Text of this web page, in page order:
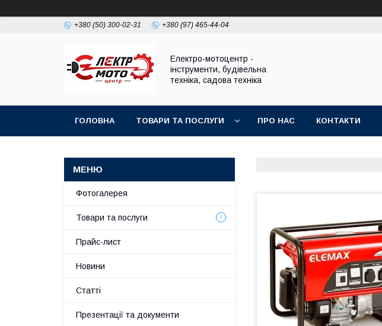
+380 (50) 300-02-31 +380 (97) 465-44-04
Електро-мотоцентр -
інструменти, будівельна
техніка, садова техніка
ГОЛОВНА ТОВАРИ ТА ПОСЛУГИ ПРО НАС КОНТАКТИ
Фотогалерея
Товари та послуги
Прайс-лист
Новини
Статті
Презентації та документи